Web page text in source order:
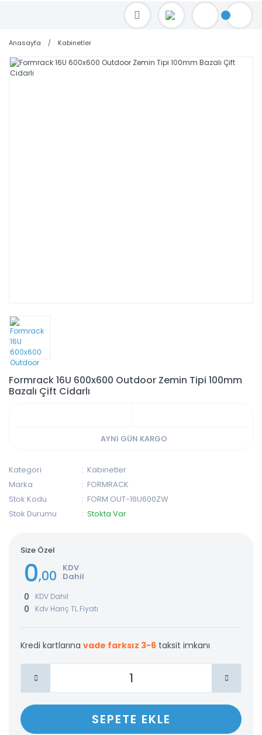
TOPTAN FİYAT ALMAK İÇİN satis@toptanbilgisayar.net MAİL ATINIZ.
SİPARİŞLERİNİZİ AYNI GÜN KARGO İLE GÖNDERİYORUZ!
Anasayfa Kabinetler
Formrack 16U 600x600 Outdoor Zemin Tipi 100mm
Bazalı Çift Cidarlı
AYNI GÜN KARGO
Kategori
Kabinetler
Marka
FORMRACK
Stok Kodu
FORM OUT-16U600ZW
Stok Durumu
Stokta Var
Size Özel
0,00 KDV
Dahil
0 KDV Dahil
0 Kdv Hariç TL Fiyatı
Kredi kartlarına vade farksız 3-6 taksit imkanı
SEPETE EKLE